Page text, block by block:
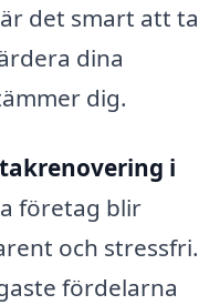
det smart att ta
dina
dig.
takrenovering i
företag blir
och stressfri.
fördelarna